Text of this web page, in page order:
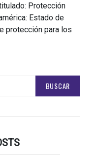
Protección
Estado de
protección para los